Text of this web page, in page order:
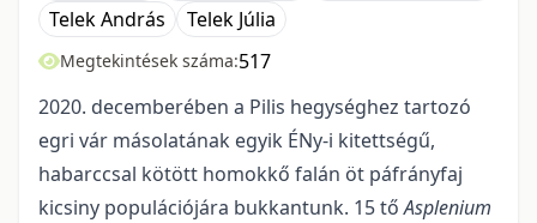
Telek András
Telek Júlia
Megtekintések száma:517
2020. decemberében a Pilis hegységhez tartozó
egri vár másolatának egyik ÉNy-i ki­tettségű,
habarccsal kötött homokkő falán öt páfrányfaj
kicsiny populációjára bukkantunk. 15 tőAsplenium